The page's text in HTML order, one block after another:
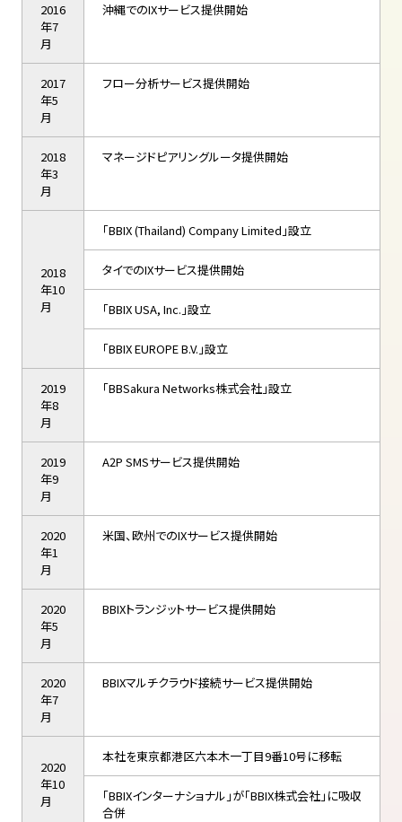
2016
年7
月
沖縄でのIXサービス提供開始
2017
年5
月
フロー分析サービス提供開始
2018
年3
月
マネージドピアリングルータ提供開始
2018
年10
月
「BBIX (Thailand) Company Limited」設立
タイでのIXサービス提供開始
「BBIX USA, Inc.」設立
「BBIX EUROPE B.V.」設立
2019
年8
月
「BBSakura Networks株式会社」設立
2019
年9
月
A2P SMSサービス提供開始
2020
年1
月
米国、欧州でのIXサービス提供開始
2020
年5
月
BBIXトランジットサービス提供開始
2020
年7
月
BBIXマルチクラウド接続サービス提供開始
2020
年10
月
本社を東京都港区六本木一丁目9番10号に移転
「BBIXインターナショナル」が「BBIX株式会社」に吸収
合併